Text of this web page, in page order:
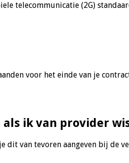
telecommunicatie (2G)
voor het einde van je
ik van provider
dit van tevoren aangeven bij